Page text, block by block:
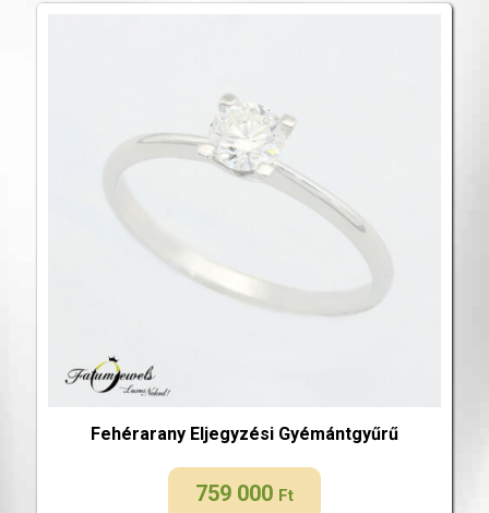
Fehérarany Eljegyzési Gyémántgyűrű
759 000 Ft